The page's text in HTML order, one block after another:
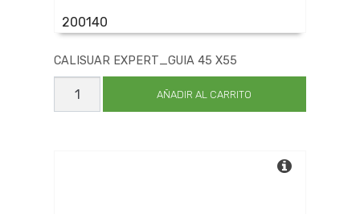
200140
CALISUAR EXPERT_GUIA 45 X55
CALISUAR
EXPERT_GUIA
45
AÑADIR AL CARRITO